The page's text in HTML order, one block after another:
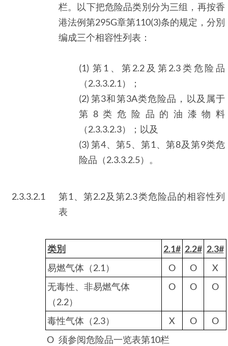
栏。以下把危险品类別分为三组，再按香
港法例第295G章第110(3)条的规定，分別
编成三个相容性列表：
(1) 第1、第2.2及第2.3类危险品
（2.3.3.2.1）；
(2) 第3和第3A类危险品，以及属于
第8类危险品的油漆物料
（2.3.3.2.3）；以及
(3) 第4、第5、第1、第8及第9类危
险品（2.3.3.2.5）。
2.3.3.2.1
第1、第2.2及第2.3类危险品的相容性列
表
类別 2.1# 2.2# 2.3#
易燃气体（2.1）
O O
X
无毒性、非易燃气体
（2.2）
O O O
毒性气体（2.3） X O
O
O 须参阅危险品一览表第10栏